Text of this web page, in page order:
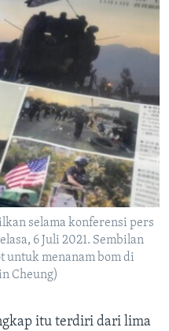
selama konferensi pers
6 Juli 2021. Sembilan
untuk menanam bom di
Cheung)
itu terdiri dari lima